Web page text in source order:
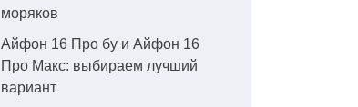
моряков
Айфон 16 Про бу и Айфон 16
Про Макс: выбираем лучший
вариант